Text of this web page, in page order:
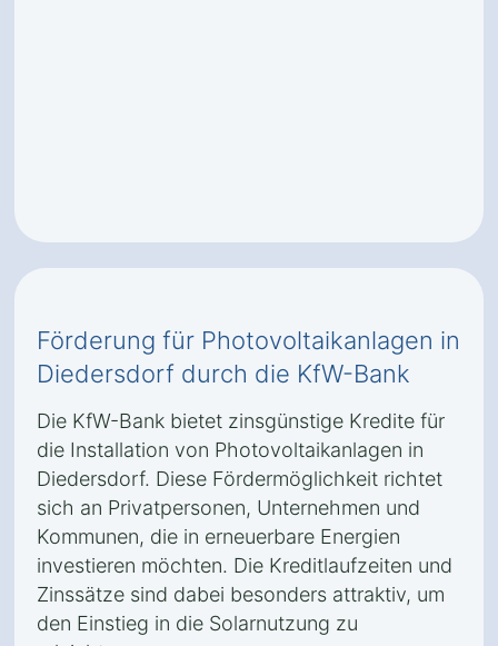
Förderung für Photovoltaikanlagen in
Diedersdorf durch die KfW-Bank
Die KfW-Bank bietet zinsgünstige Kredite für
die Installation von Photovoltaikanlagen in
Diedersdorf. Diese Fördermöglichkeit richtet
sich an Privatpersonen, Unternehmen und
Kommunen, die in erneuerbare Energien
investieren möchten. Die Kreditlaufzeiten und
Zinssätze sind dabei besonders attraktiv, um
den Einstieg in die Solarnutzung zu